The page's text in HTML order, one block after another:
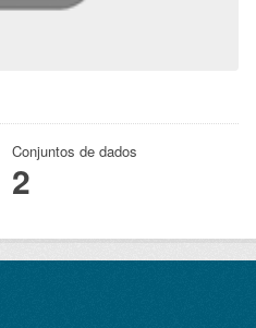
Conjuntos de dados
2